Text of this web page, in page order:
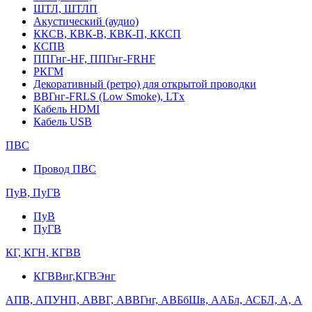
ШТЛ, ШТЛП
Акустический (аудио)
ККСВ, КВК-В, КВК-П, ККСП
КСПВ
ППГнг-HF, ППГнг-FRHF
РКГМ
Декоративный (ретро) для открытой проводки
ВВГнг-FRLS (Low Smoke), LTx
Кабель HDMI
Кабель USB
ПВС
Провод ПВС
ПуВ, ПуГВ
ПуВ
ПуГВ
КГ, КГН, КГВВ
КГВВнг,КГВЭнг
АПВ, АПУНП, АВВГ, АВВГнг, АВБбШв, ААБл, АСБЛ, А, А